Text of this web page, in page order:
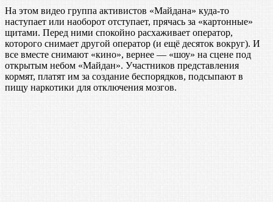
На этом видео группа активистов «Майдана» куда-то
наступает или наоборот отступает, прячась за «картонные»
щитами. Перед ними спокойно расхаживает оператор,
которого снимает другой оператор (и ещё десяток вокруг). И
все вместе снимают «кино», вернее — «шоу» на сцене под
открытым небом «Майдан». Участников представления
кормят, платят им за создание беспорядков, подсыпают в
пищу наркотики для отключения мозгов.